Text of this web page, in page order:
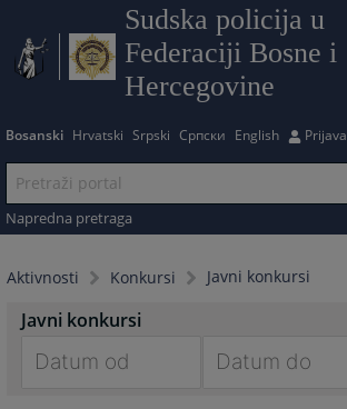
Sudska policija u
Federaciji Bosne i
Hercegovine
Bosanski Hrvatski Srpski Српски English Prijava
Napredna pretraga
Aktivnosti Konkursi Javni konkursi
Javni konkursi